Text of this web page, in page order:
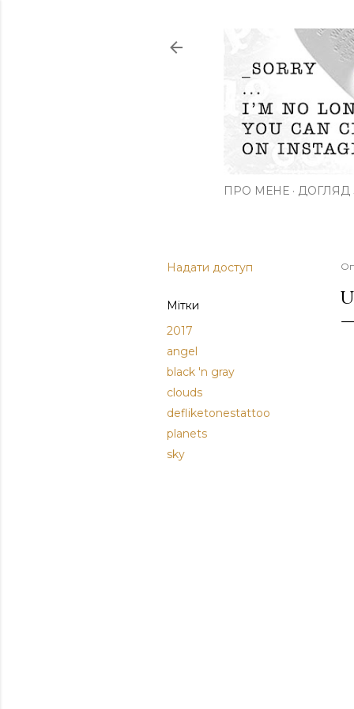
ПРО МЕНЕ ДОГЛЯД
Надати доступ
Мітки
2017
angel
black 'n gray
clouds
defliketonestattoo
planets
sky